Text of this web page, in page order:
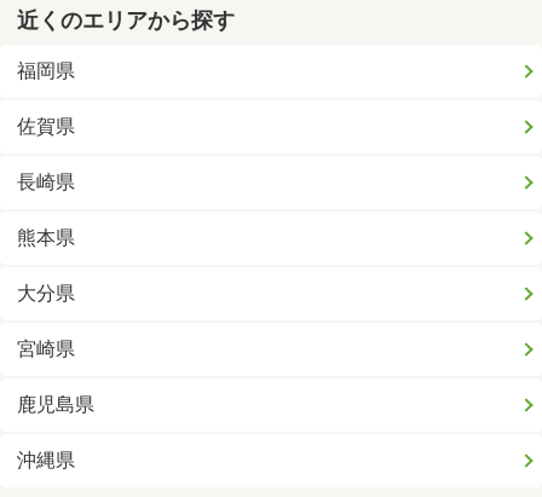
近くのエリアから探す
福岡県
佐賀県
長崎県
熊本県
大分県
宮崎県
鹿児島県
沖縄県